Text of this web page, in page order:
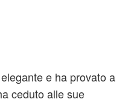
e ha provato a
ceduto alle sue